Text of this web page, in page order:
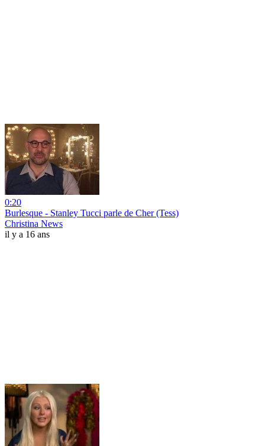
0:20
Burlesque - Stanley Tucci parle de Cher (Tess)
Christina News
il y a 16 ans